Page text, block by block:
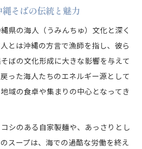
ばや山原そばの個性を味わう
使われる小麦と製法の秘密
他のB級グルメとの違いとは
なす伝統と現代の融合
現代グルメと融合する理由
伝統を守る新しい調理法とは
観光文化の相互作用を探る
そばの伝統と魅力
県の海人（うみんちゅ）文化と深く
とは沖縄の方言で漁師を指し、彼ら
ばの文化形成に大きな影響を与えて
った海人たちのエネルギー源として
域の食卓や集まりの中心となってき
シのある自家製麺や、あっさりとし
スープは、海での過酷な労働を終え